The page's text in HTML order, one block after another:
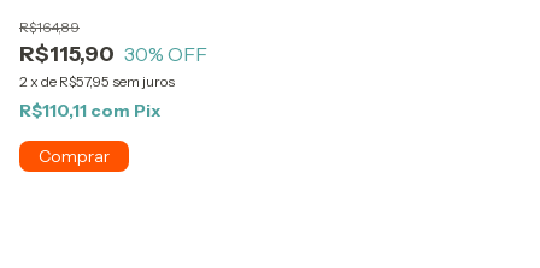
R$115,90
R$164,89
30% OFF
2 x de R$57,95 sem juros
R$110,11 com Pix